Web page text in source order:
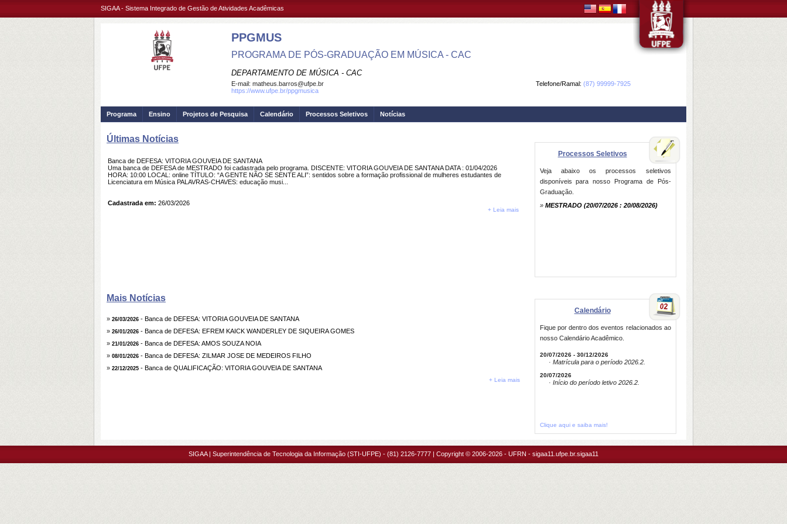
SIGAA - Sistema Integrado de Gestão de Atividades Acadêmicas
PPGMUS
PROGRAMA DE PÓS-GRADUAÇÃO EM MÚSICA - CAC
DEPARTAMENTO DE MÚSICA - CAC
Telefone/Ramal: (87) 99999-7925
E-mail: matheus.barros@ufpe.br
https://www.ufpe.br/ppgmusica
Programa Ensino Projetos de Pesquisa Calendário Processos Seletivos Notícias
Últimas Notícias
Banca de DEFESA: VITORIA GOUVEIA DE SANTANA
Uma banca de DEFESA de MESTRADO foi cadastrada pelo programa. DISCENTE: VITORIA GOUVEIA DE SANTANA DATA : 01/04/2026
HORA: 10:00 LOCAL: online TÍTULO: “A GENTE NÃO SE SENTE ALI”: sentidos sobre a formação profissional de mulheres estudantes de
Licenciatura em Música PALAVRAS-CHAVES: educação musi...
Cadastrada em: 26/03/2026
+ Leia mais
Mais Notícias
» 26/03/2026 - Banca de DEFESA: VITORIA GOUVEIA DE SANTANA
» 26/01/2026 - Banca de DEFESA: EFREM KAICK WANDERLEY DE SIQUEIRA GOMES
» 21/01/2026 - Banca de DEFESA: AMOS SOUZA NOIA
» 08/01/2026 - Banca de DEFESA: ZILMAR JOSE DE MEDEIROS FILHO
» 22/12/2025 - Banca de QUALIFICAÇÃO: VITORIA GOUVEIA DE SANTANA
+ Leia mais
Processos Seletivos
Veja abaixo os processos seletivos
disponíveis para nosso Programa de Pós-
Graduação.
» MESTRADO (20/07/2026 : 20/08/2026)
Calendário
Fique por dentro dos eventos relacionados ao
nosso Calendário Acadêmico.
20/07/2026 - 30/12/2026
· Matrícula para o período 2026.2.
20/07/2026
· Início do período letivo 2026.2.
Clique aqui e saiba mais!
SIGAA | Superintendência de Tecnologia da Informação (STI-UFPE) - (81) 2126-7777 | Copyright © 2006-2026 - UFRN - sigaa11.ufpe.br.sigaa11